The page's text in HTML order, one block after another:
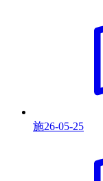
施26-05-25